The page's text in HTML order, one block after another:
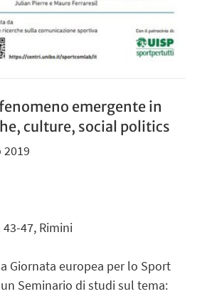
emergente in
culture, social politics
2019
47, Rimini
Giornata europea per lo Sport
Seminario di studi sul tema: